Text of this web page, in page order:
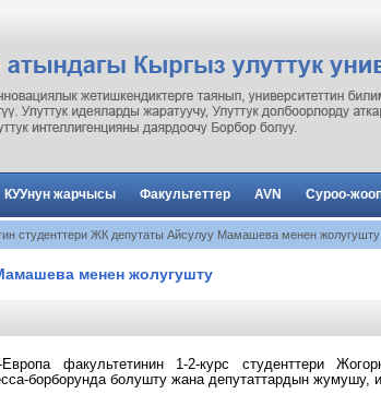
КУУнун жарчысы Факультеттер AVN Суроо-
студенттери ЖК депутаты Айсулуу Мамашева менен жолугушту
менен жолугушту
факультетинин 1-2-курс студенттери
борборунда болушту жана депутаттардын